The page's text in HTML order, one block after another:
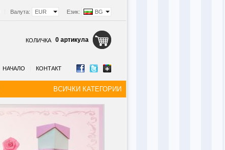
Език: BG
Валута: EUR
КОЛИЧКА 0 артикула
НАЧАЛО КОНТАКТ
ВСИЧКИ КАТЕГОРИИ